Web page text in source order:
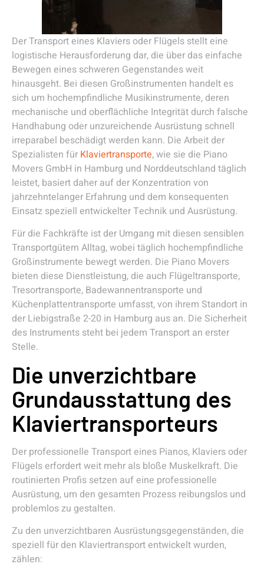
Der Transport eines Klaviers oder Flügels stellt eine
logistische Herausforderung dar, die über das einfache
Bewegen eines schweren Gegenstandes weit
hinausgeht. Bei diesen Großinstrumenten handelt es
sich um hochempfindliche Musikinstrumente, deren
mechanische und oberflächliche Integrität durch falsche
Handhabung oder unzureichende Ausrüstung schnell
irreparabel beschädigt werden kann. Die Arbeit der
Spezialisten für Klaviertransporte, wie sie die Piano
Movers GmbH in Hamburg und Norddeutschland täglich
leistet, basiert daher auf der Konzentration von
jahrzehntelanger Erfahrung und dem konsequenten
Einsatz speziell entwickelter Technik und Ausrüstung.
Für die Fachkräfte ist der Umgang mit diesen sensiblen
Transportgütern Alltag, wobei täglich hochempfindliche
Großinstrumente bewegt werden. Die Piano Movers
bieten diese Dienstleistung, die auch Flügeltransporte,
Tresortransporte, Badewannentransporte und
Küchenplattentransporte umfasst, von ihrem Standort in
der Liebigstraße 2-20 in Hamburg aus an. Die Sicherheit
des Instruments steht bei jedem Transport an erster
Stelle.
Die unverzichtbare
Grundausstattung des
Klaviertransporteurs
Der professionelle Transport eines Pianos, Klaviers oder
Flügels erfordert weit mehr als bloße Muskelkraft. Die
routinierten Profis setzen auf eine professionelle
Ausrüstung, um den gesamten Prozess reibungslos und
problemlos zu gestalten.
Zu den unverzichtbaren Ausrüstungsgegenständen, die
speziell für den Klaviertransport entwickelt wurden,
zählen: